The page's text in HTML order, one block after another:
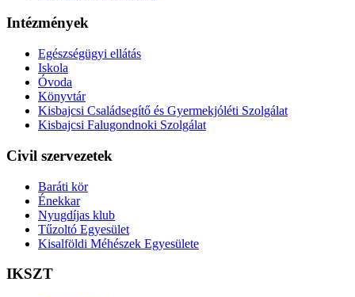
Intézmények
Egészségügyi ellátás
Iskola
Óvoda
Könyvtár
Kisbajcsi Családsegítő és Gyermekjóléti Szolgálat
Kisbajcsi Falugondnoki Szolgálat
Civil szervezetek
Baráti kör
Énekkar
Nyugdíjas klub
Tűzoltó Egyesület
Kisalföldi Méhészek Egyesülete
IKSZT